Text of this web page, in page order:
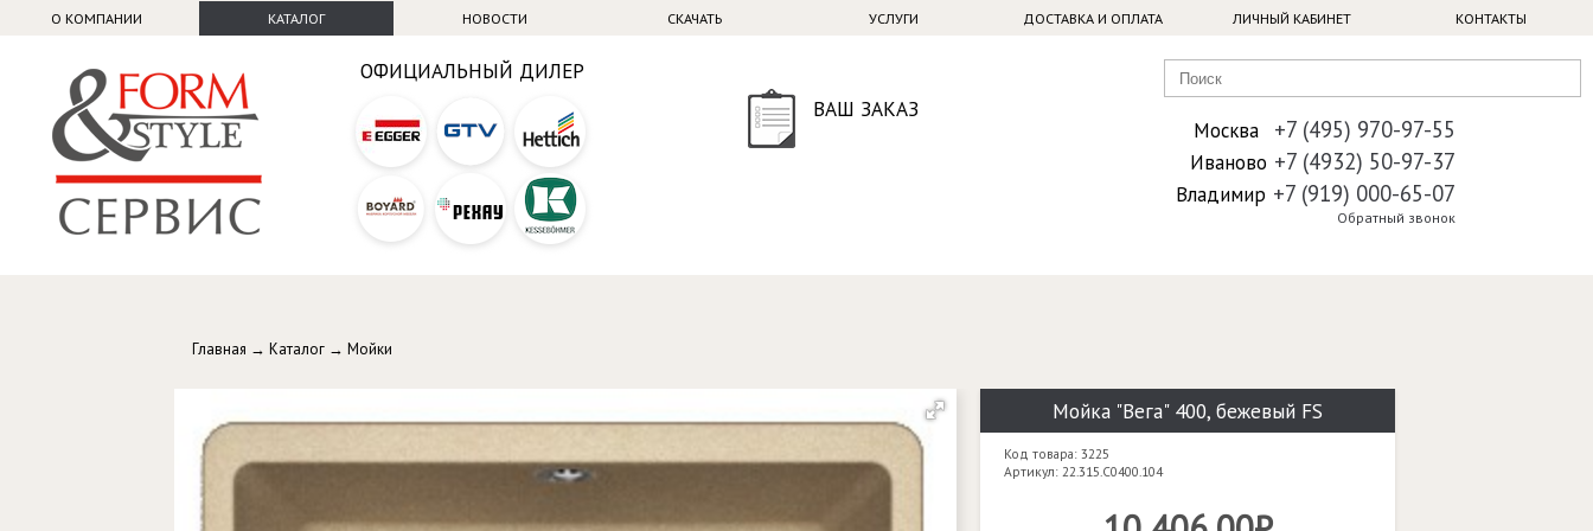
О КОМПАНИИ КАТАЛОГ НОВОСТИ СКАЧАТЬ УСЛУГИ ДОСТАВКА И ОПЛАТА ЛИЧНЫЙ КАБИНЕТ КОНТАКТЫ
ОФИЦИАЛЬНЫЙ ДИЛЕР
ВАШ ЗАКАЗ
Москва +7 (495) 970-97-55
Иваново +7 (4932) 50-97-37
Владимир +7 (919) 000-65-07
Обратный звонок
Главная → Каталог → Мойки
Мойка "Вега" 400, бежевый FS
Код товара: 3225
Артикул: 22.315.C0400.104